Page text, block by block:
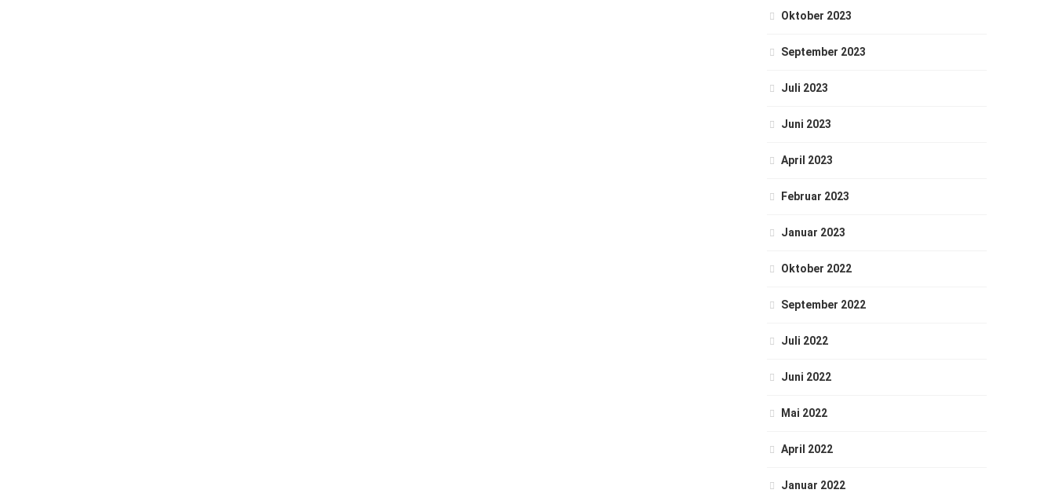
Oktober 2023
September 2023
Juli 2023
Juni 2023
April 2023
Februar 2023
Januar 2023
Oktober 2022
September 2022
Juli 2022
Juni 2022
Mai 2022
April 2022
Januar 2022